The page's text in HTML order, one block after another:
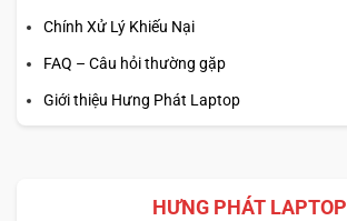
Chính Xử Lý Khiếu Nại
FAQ – Câu hỏi thường gặp
Giới thiệu Hưng Phát Laptop
HƯNG PHÁT LAPTOP